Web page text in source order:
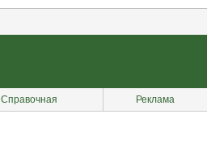
Справочная Реклама